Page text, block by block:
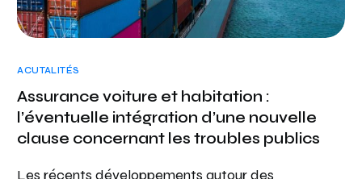
ACUTALITÉS
Assurance voiture et habitation :
l’éventuelle intégration d’une nouvelle
clause concernant les troubles publics
Les récents développements autour des